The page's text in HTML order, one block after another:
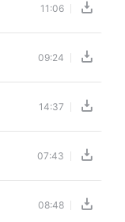
11:06
09:24
14:37
07:43
08:48